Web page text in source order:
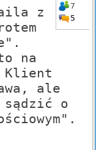
7
5
z
na
Klient
ale
o